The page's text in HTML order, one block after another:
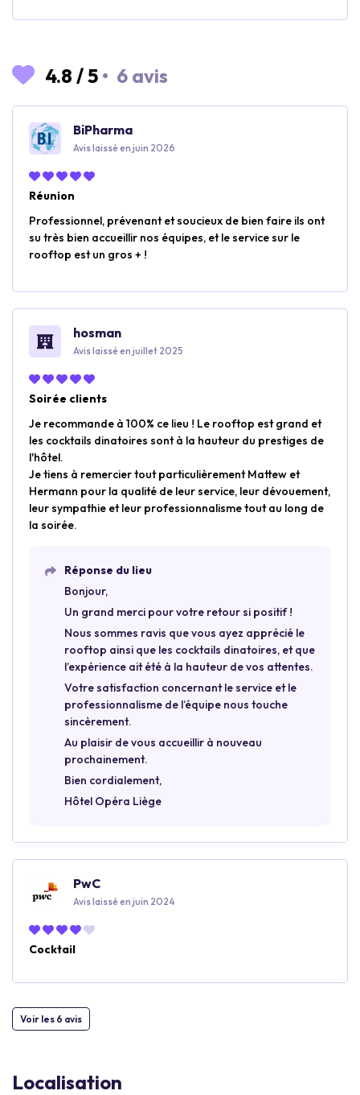
4.8 /5 • 6 avis
BiPharma
Avis laissé en juin 2026
Réunion
Professionnel, prévenant et soucieux de bien faire ils ont
su très bien accueillir nos équipes, et le service sur le
rooftop est un gros + !
hosman
Avis laissé en juillet 2025
Soirée clients
Je recommande à 100% ce lieu ! Le rooftop est grand et
les cocktails dinatoires sont à la hauteur du prestiges de
l'hôtel.
Je tiens à remercier tout particulièrement Mattew et
Hermann pour la qualité de leur service, leur dévouement,
leur sympathie et leur professionnalisme tout au long de
la soirée.
Réponse du lieu
Bonjour,
Un grand merci pour votre retour si positif !
Nous sommes ravis que vous ayez apprécié le
rooftop ainsi que les cocktails dinatoires, et que
l’expérience ait été à la hauteur de vos attentes.
Votre satisfaction concernant le service et le
professionnalisme de l’équipe nous touche
sincèrement.
Au plaisir de vous accueillir à nouveau
prochainement.
Bien cordialement,
Hôtel Opéra Liège
PwC
Avis laissé en juin 2024
Cocktail
Voir les 6 avis
Localisation